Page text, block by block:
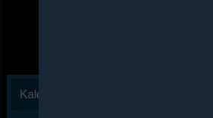
Kalóriaszámlálás